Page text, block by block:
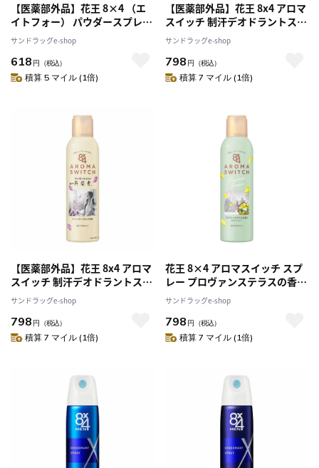
【医薬部外品】花王 8×4 （エ
イトフォー） パウダースプレー
ジューシーシトラス 150g
サンドラッグe-shop
618 円 （税込）
積算 5 マイル (1倍)
【医薬部外品】花王 8x4 アロマ
スイッチ 制汗デオドラントスプ
レー パリスブーケの香り 150g
サンドラッグe-shop
798 円 （税込）
積算 7 マイル (1倍)
【医薬部外品】花王 8x4 アロマ
スイッチ 制汗デオドラントスプ
レー マンハッタンリネンの香り
150g
サンドラッグe-shop
798 円 （税込）
積算 7 マイル (1倍)
花王 8×4 アロマスイッチ スプ
レー プロヴァンステラスの香り
150g
サンドラッグe-shop
798 円 （税込）
積算 7 マイル (1倍)